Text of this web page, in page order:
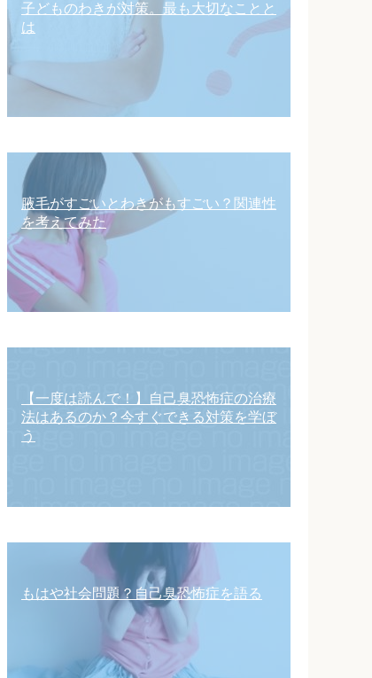
子どものわきが対策。最も大切なことと
は
腋毛がすごいとわきがもすごい？関連性
を考えてみた
【一度は読んで！】自己臭恐怖症の治療
法はあるのか？今すぐできる対策を学ぼ
う
もはや社会問題？自己臭恐怖症を語る